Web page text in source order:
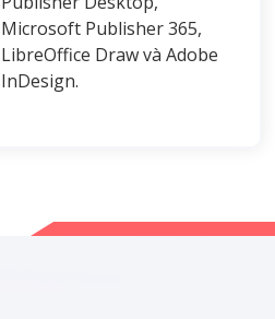
Microsoft Publisher 365,
LibreOffice Draw và Adobe
InDesign.